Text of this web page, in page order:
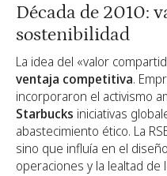
Década de 2010:
sostenibilidad
La idea del «valor
ventaja competitiva.
incorporaron el activismo
Starbucks iniciativas
abastecimiento ético. La
sino que influía en el
operaciones y la lealtad de